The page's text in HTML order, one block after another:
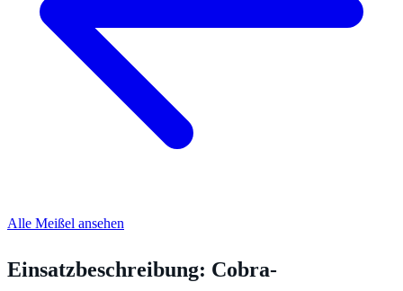
Alle Meißel ansehen
Einsatzbeschreibung: Cobra-